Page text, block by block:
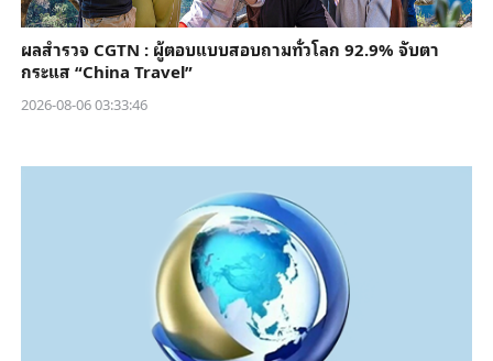
ผลสำรวจ CGTN : ผู้ตอบแบบสอบถามทั่วโลก 92.9% จับตา
กระแส “China Travel”
2026-08-06 03:33:46